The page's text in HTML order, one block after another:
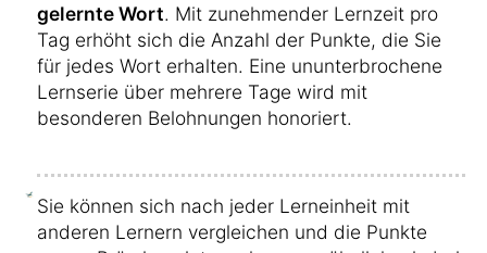
gelernte Wort. Mit zunehmender Lernzeit pro
Tag erhöht sich die Anzahl der Punkte, die Sie
für jedes Wort erhalten. Eine ununterbrochene
Lernserie über mehrere Tage wird mit
besonderen Belohnungen honoriert.
Sie können sich nach jeder Lerneinheit mit
anderen Lernern vergleichen und die Punkte